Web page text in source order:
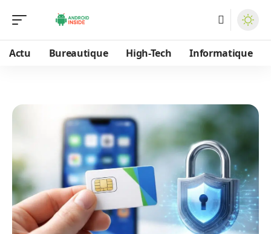
Actu Bureautique High-Tech Informatique